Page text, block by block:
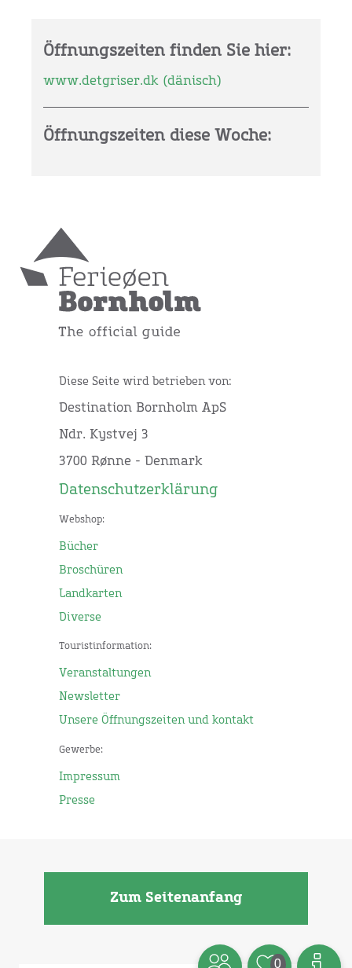
Öffnungszeiten finden Sie hier:
www.detgriser.dk (dänisch)
Öffnungszeiten diese Woche:
Diese Seite wird betrieben von:
Destination Bornholm ApS
Ndr. Kystvej 3
3700 Rønne - Denmark
Datenschutzerklärung
Webshop:
Bücher
Broschüren
Landkarten
Diverse
Touristinformation:
Veranstaltungen
Newsletter
Unsere Öffnungszeiten und kontakt
Gewerbe:
Impressum
Presse
Zum Seitenanfang
0